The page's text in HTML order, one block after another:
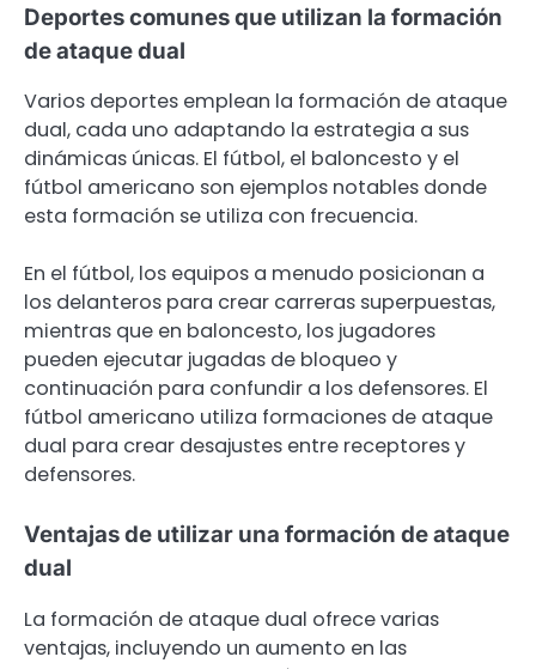
Deportes comunes que utilizan la formación
de ataque dual
Varios deportes emplean la formación de ataque
dual, cada uno adaptando la estrategia a sus
dinámicas únicas. El fútbol, el baloncesto y el
fútbol americano son ejemplos notables donde
esta formación se utiliza con frecuencia.
En el fútbol, los equipos a menudo posicionan a
los delanteros para crear carreras superpuestas,
mientras que en baloncesto, los jugadores
pueden ejecutar jugadas de bloqueo y
continuación para confundir a los defensores. El
fútbol americano utiliza formaciones de ataque
dual para crear desajustes entre receptores y
defensores.
Ventajas de utilizar una formación de ataque
dual
La formación de ataque dual ofrece varias
ventajas, incluyendo un aumento en las